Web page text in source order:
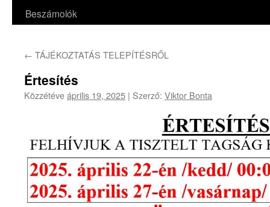
Beszámolók
← TÁJÉKOZTATÁS TELEPÍTÉSRŐL
Értesítés
Közzétéveáprilis 19, 2025 | Szerző: Viktor Bonta